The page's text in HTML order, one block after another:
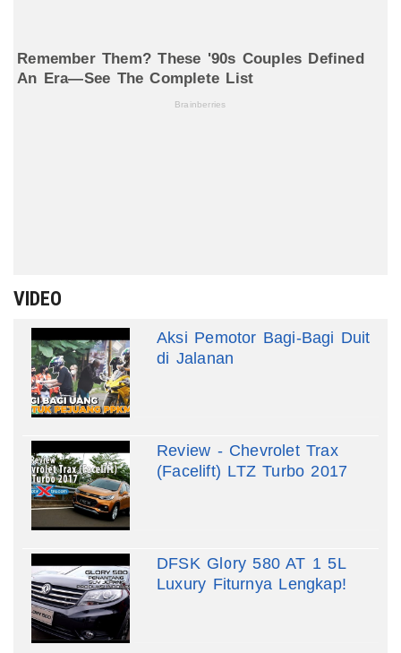
VIDEO
Aksi Pemotor Bagi-Bagi Duit
di Jalanan
Review - Chevrolet Trax
(Facelift) LTZ Turbo 2017
DFSK Glory 580 AT 1 5L
Luxury Fiturnya Lengkap!